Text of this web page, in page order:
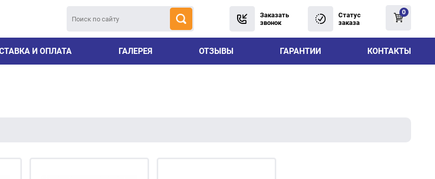
Заказать
звонок
Статус
заказа
0
И ОПЛАТА ГАЛЕРЕЯ ОТЗЫВЫ ГАРАНТИИ КОНТАКТЫ